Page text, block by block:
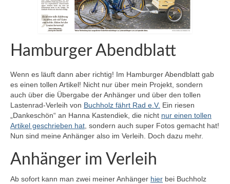
Hamburger Abendblatt
Wenn es läuft dann aber richtig! Im Hamburger Abendblatt gab
es einen tollen Artikel! Nicht nur über mein Projekt, sondern
auch über die Übergabe der Anhänger und über den tollen
Lastenrad-Verleih von Buchholz fährt Rad e.V. Ein riesen
„Dankeschön“ an Hanna Kastendiek, die nicht nur einen tollen
Artikel geschrieben hat sondern auch super Fotos gemacht hat!
Nun sind meine Anhänger also im Verleih. Doch dazu mehr.
Anhänger im Verleih
Ab sofort kann man zwei meiner Anhänger hier bei Buchholz